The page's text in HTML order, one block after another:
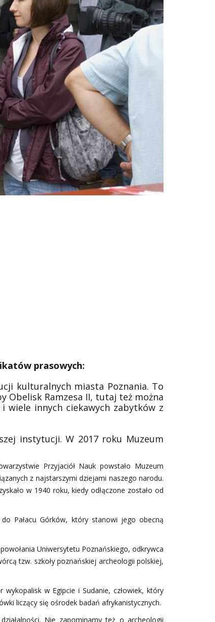
prasowych:
kulturalnych miasta Poznania. To
Obelisk Ramzesa II, tutaj też można
wiele innych ciekawych zabytków z
instytucji. W 2017 roku Muzeum
Przyjaciół Nauk powstało Muzeum
z najstarszymi dziejami naszego narodu.
w 1940 roku, kiedy odłączone zostało od
Pałacu Górków, który stanowi jego obecną
Uniwersytetu Poznańskiego, odkrywca
tzw. szkoły poznańskiej archeologii polskiej,
w Egipcie i Sudanie, człowiek, który
liczący się ośrodek badań afrykanistycznych.
Nie zapominamy też o archeologii